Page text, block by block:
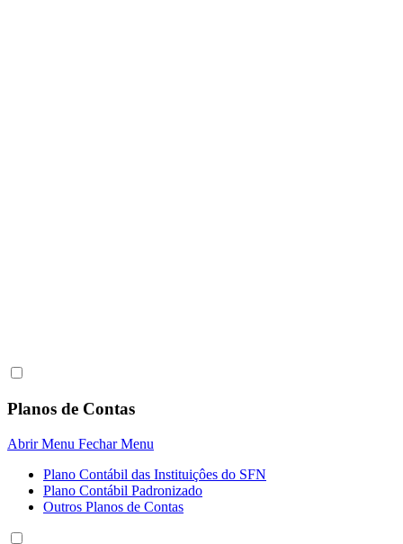
Planos de Contas
Abrir Menu Fechar Menu
Plano Contábil das Instituiçôes do SFN
Plano Contábil Padronizado
Outros Planos de Contas